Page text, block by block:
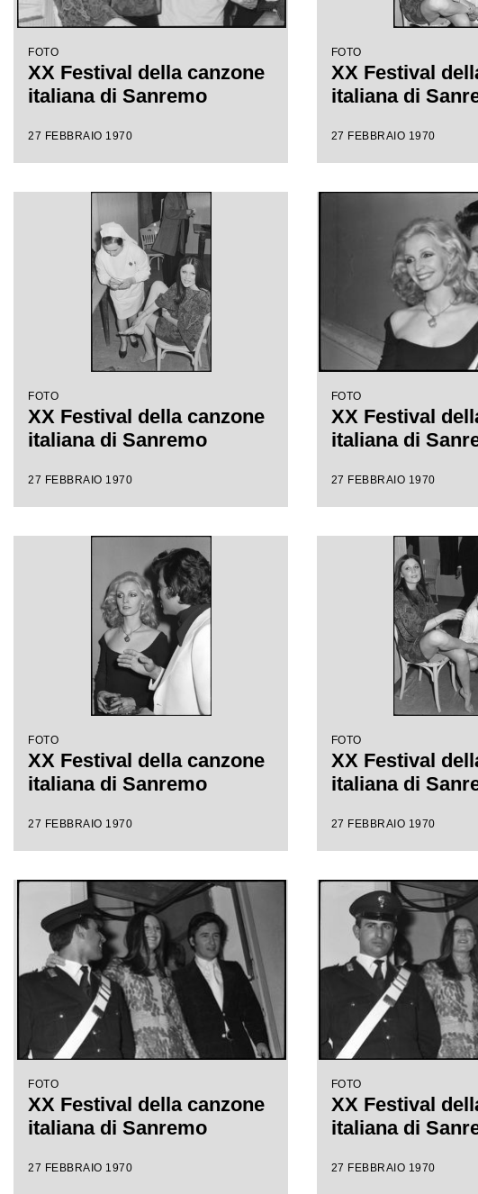
FOTO
XX Festival della canzone
italiana di Sanremo
27 FEBBRAIO 1970
FOTO
XX Festival
italiana di
27 FEBBRAIO 1970
FOTO
XX Festival della canzone
italiana di Sanremo
27 FEBBRAIO 1970
FOTO
XX Festival
italiana di
27 FEBBRAIO 1970
FOTO
XX Festival della canzone
italiana di Sanremo
27 FEBBRAIO 1970
FOTO
XX Festival
italiana di
27 FEBBRAIO 1970
FOTO
XX Festival della canzone
italiana di Sanremo
27 FEBBRAIO 1970
FOTO
XX Festival
italiana di
27 FEBBRAIO 1970